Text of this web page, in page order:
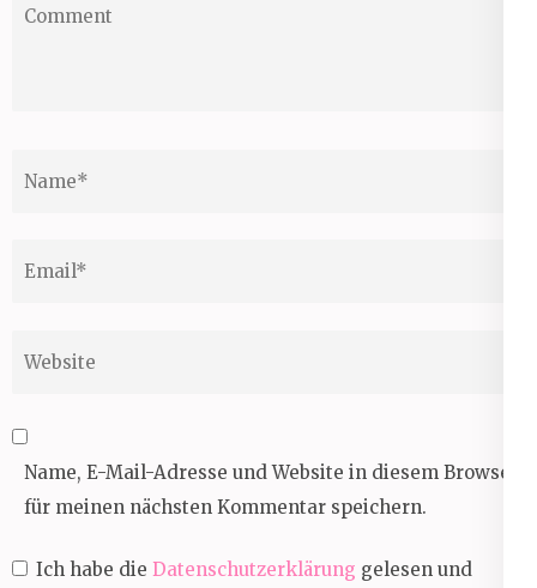
Name, E-Mail-Adresse und Website in diesem Browser
für meinen nächsten Kommentar speichern.
Ich habe die Datenschutzerklärung gelesen und